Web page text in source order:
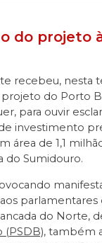
do projeto
recebeu, nesta
do Porto
para ouvir
investimento
área de 1,1
do Sumidouro.
parlamentares
do Norte,
(PSDB), também